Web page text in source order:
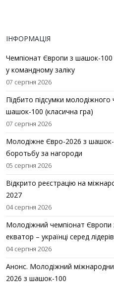
ІНФОРМАЦІЯ
Чемпіонат Європи з шашок-100
у командному заліку
07 серпня 2026
Підбито підсумки
шашок-100 (класична гра)
07 серпня 2026
Молодіжне Євро-2026 з шашок-
боротьбу за нагороди
05 серпня 2026
Відкрито реєстрацію на
2027
04 серпня 2026
Молодіжний чемпіонат
екватор – українці серед лідерів
04 серпня 2026
Анонс. Молодіжний
2026 з шашок-100